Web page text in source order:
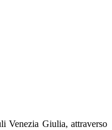
Venezia Giulia, attraverso